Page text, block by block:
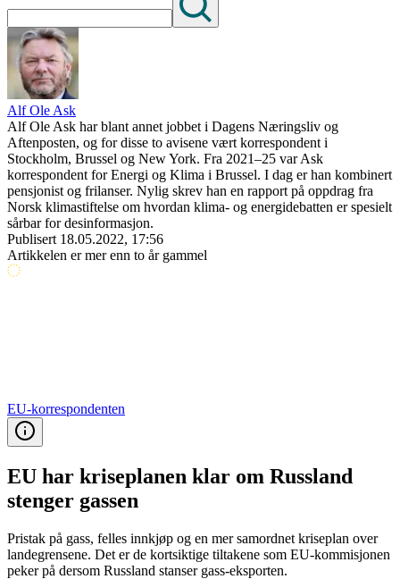
Alf Ole Ask
Alf Ole Ask har blant annet jobbet i Dagens Næringsliv og
Aftenposten, og for disse to avisene vært korrespondent i
Stockholm, Brussel og New York. Fra 2021–25 var Ask
korrespondent for Energi og Klima i Brussel. I dag er han kombinert
pensjonist og frilanser. Nylig skrev han en rapport på oppdrag fra
Norsk klimastiftelse om hvordan klima- og energidebatten er spesielt
sårbar for desinformasjon.
Publisert 18.05.2022, 17:56
Artikkelen er mer enn to år gammel
EU-korrespondenten
EU har kriseplanen klar om Russland
stenger gassen
Pristak på gass, felles innkjøp og en mer samordnet kriseplan over
landegrensene. Det er de kortsiktige tiltakene som EU-kommisjonen
peker på dersom Russland stanser gass-eksporten.